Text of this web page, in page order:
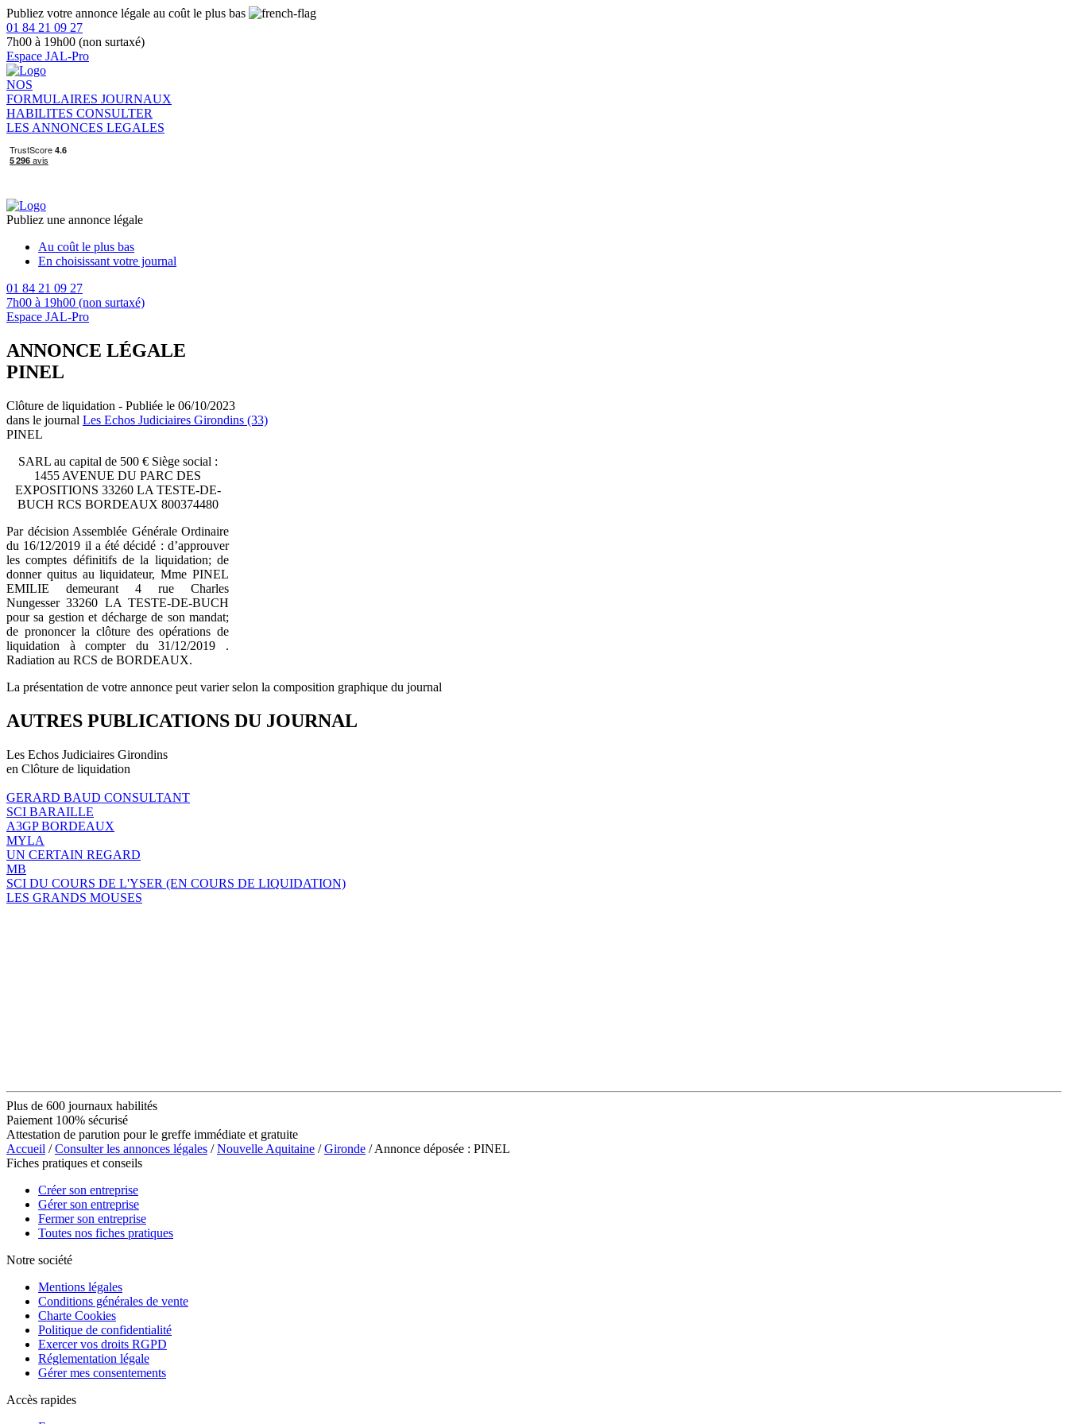
Publiez votre annonce légale au coût le plus bas
01 84 21 09 27
7h00 à 19h00 (non surtaxé)
Espace JAL-Pro
NOS
FORMULAIRES JOURNAUX
HABILITES CONSULTER
LES ANNONCES LEGALES
Publiez une annonce légale
Au coût le plus bas
En choisissant votre journal
01 84 21 09 27
7h00 à 19h00 (non surtaxé)
Espace JAL-Pro
ANNONCE LÉGALE
PINEL
Clôture de liquidation - Publiée le 06/10/2023
dans le journal Les Echos Judiciaires Girondins (33)
PINEL
SARL au capital de 500 € Siège social :
1455 AVENUE DU PARC DES
EXPOSITIONS 33260 LA TESTE-DE-
BUCH RCS BORDEAUX 800374480
Par décision Assemblée Générale Ordinaire
du 16/12/2019 il a été décidé : d’approuver
les comptes définitifs de la liquidation; de
donner quitus au liquidateur, Mme PINEL
EMILIE demeurant 4 rue Charles
Nungesser 33260 LA TESTE-DE-BUCH
pour sa gestion et décharge de son mandat;
de prononcer la clôture des opérations de
liquidation à compter du 31/12/2019 .
Radiation au RCS de BORDEAUX.
La présentation de votre annonce peut varier selon la composition graphique du journal
AUTRES PUBLICATIONS DU JOURNAL
Les Echos Judiciaires Girondins
en Clôture de liquidation
GERARD BAUD CONSULTANT
SCI BARAILLE
A3GP BORDEAUX
MYLA
UN CERTAIN REGARD
MB
SCI DU COURS DE L'YSER (EN COURS DE LIQUIDATION)
LES GRANDS MOUSES
Plus de 600 journaux habilités
Paiement 100% sécurisé
Attestation de parution pour le greffe immédiate et gratuite
Accueil /Consulter les annonces légales /Nouvelle Aquitaine /Gironde / Annonce déposée : PINEL
Fiches pratiques et conseils
Créer son entreprise
Gérer son entreprise
Fermer son entreprise
Toutes nos fiches pratiques
Notre société
Mentions légales
Conditions générales de vente
Charte Cookies
Politique de confidentialité
Exercer vos droits RGPD
Réglementation légale
Gérer mes consentements
Accès rapides